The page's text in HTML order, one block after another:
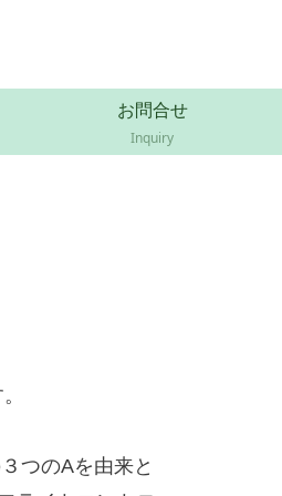
お問合せ
Inquiry
つのAを由来と